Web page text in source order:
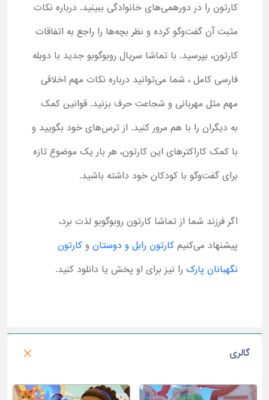
کارتون را در دورهمی‌های خانوادگی ببینید. درباره نکات
مثبت آن گفت‌وگو کرده و نظر بچه‌ها را راجع به اتفاقات
کارتون، بپرسید. با تماشا سریال روبوگوبو جدید با دوبله
فارسی کامل ، شما می‌توانید درباره نکات مهم اخلاقی
مهم مثل مهربانی و شجاعت حرف بزنید. قوانین کمک
به دیگران را با هم مرور کنید. از ترس‌های خود بگویید و
با کمک کاراکترهای این کارتون، هر بار یک موضوع تازه
برای گفت‌وگو با کودکان خود داشته باشید.
اگر فرزند شما از تماشا کارتون روبوگوبو لذت برد،
پیشنهاد می‌کنیم کارتون رابل و دوستان و کارتون
نگهبانان پارک را نیز برای او پخش یا دانلود کنید.
گالری